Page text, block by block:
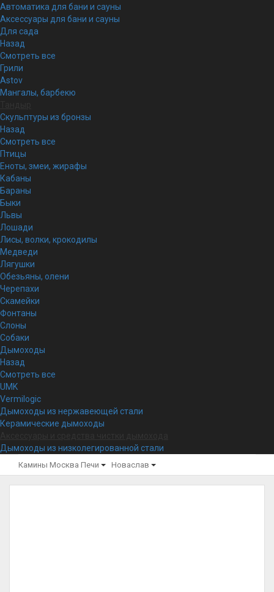
Автоматика для бани и сауны
Аксессуары для бани и сауны
Для сада
Назад
Смотреть все
Грили
Astov
Мангалы, барбекю
Скульптуры из бронзы
Назад
Смотреть все
Птицы
Еноты, змеи, жирафы
Кабаны
Бараны
Быки
Львы
Лошади
Лисы, волки, крокодилы
Медведи
Лягушки
Обезьяны, олени
Черепахи
Скамейки
Фонтаны
Слоны
Собаки
Дымоходы
Назад
Смотреть все
UMK
Vermilogic
Дымоходы из нержавеющей стали
Керамические дымоходы
Дымоходы из низколегированной стали
Камины Москва Печи Новаслав